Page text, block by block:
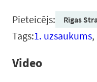
Pieteicējs: Rīgas
Tags:1. uzsaukums,
Video